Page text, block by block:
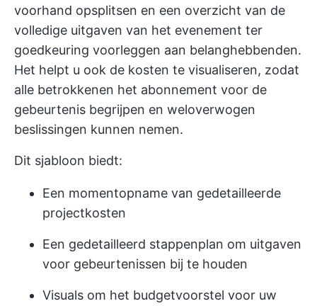
voorhand opsplitsen en een overzicht van de
volledige uitgaven van het evenement ter
goedkeuring voorleggen aan belanghebbenden.
Het helpt u ook de kosten te visualiseren, zodat
alle betrokkenen het abonnement voor de
gebeurtenis begrijpen en weloverwogen
beslissingen kunnen nemen.
Dit sjabloon biedt:
Een momentopname van gedetailleerde
projectkosten
Een gedetailleerd stappenplan om uitgaven
voor gebeurtenissen bij te houden
Visuals om het budgetvoorstel voor uw